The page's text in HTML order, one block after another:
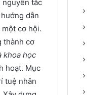
nguyên tắc
dẫn
cơ hội.
thành cơ
khoa học
hoạt. Mục
tuệ nhân